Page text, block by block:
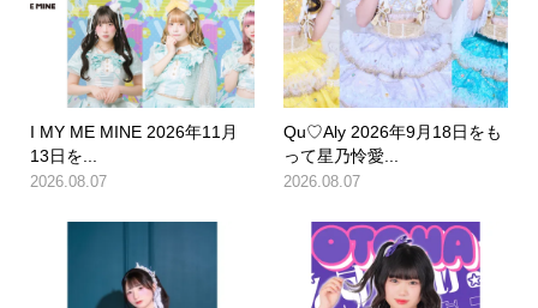
I MY ME MINE 2026年11月
13日を...
2026.08.07
Qu♡Aly 2026年9月18日をも
って星乃怜愛...
2026.08.07